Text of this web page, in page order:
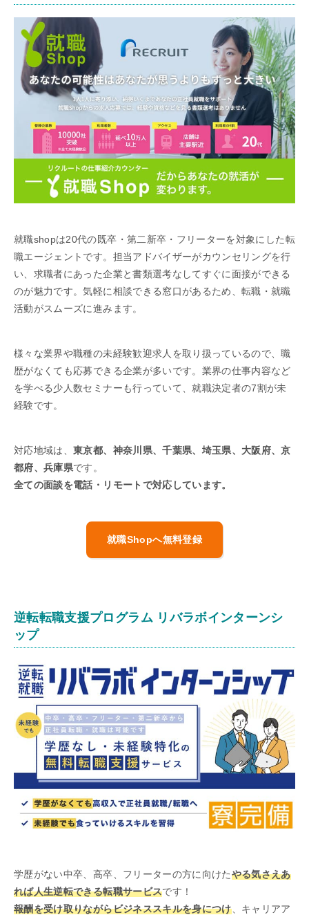
就職shopは20代の既卒・第二新卒・フリーターを対象にした転
職エージェントです。担当アドバイザーがカウンセリングを行
い、求職者にあった企業と書類選考なしてすぐに面接ができる
のが魅力です。気軽に相談できる窓口があるため、転職・就職
活動がスムーズに進みます。
様々な業界や職種の未経験歓迎求人を取り扱っているので、職
歴がなくても応募できる企業が多いです。業界の仕事内容など
を学べる少人数セミナーも行っていて、就職決定者の7割が未
経験です。
対応地域は、東京都、神奈川県、千葉県、埼玉県、大阪府、京
都府、兵庫県です。
全ての面談を電話・リモートで対応しています。
就職Shopへ無料登録
逆転転職支援プログラム リバラボインターンシ
ップ
学歴がない中卒、高卒、フリーターの方に向けたやる気さえあ
れば人生逆転できる転職サービスです！
報酬を受け取りながらビジネススキルを身につけ、キャリアア